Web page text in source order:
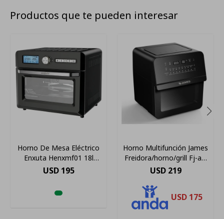
Productos que te pueden interesar
Horno De Mesa Eléctrico
Enxuta Henxmf01 18l
Negro
USD 195
Horno Multifunción James
Freidora/horno/grill Fj-af-
16 Color Negro
USD 219
USD 175